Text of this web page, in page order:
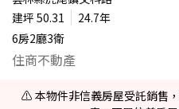
建坪 50.31
24.7年
6房2廳3衛
住商不動產
⚠️ 本物件非信義房屋受託銷售